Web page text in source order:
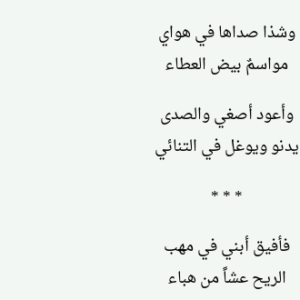
وشذا صداها في هواي
مواسمٌ بيض العطاء
وأعود أصغي والصدى
يدنو ويوغل في التنائي
* * *
فأفيق أبني في مهب
الريح عشاً من هباء